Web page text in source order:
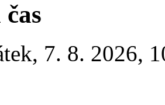
, 7. 8. 2026,